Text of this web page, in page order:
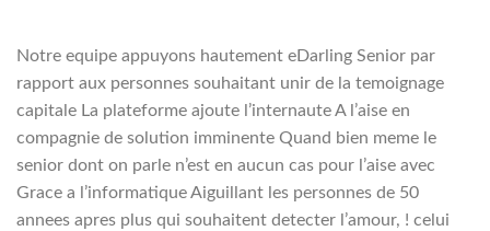
Notre equipe appuyons hautement eDarling Senior par
rapport aux personnes souhaitant unir de la temoignage
capitale La plateforme ajoute l’internaute A l’aise en
compagnie de solution imminente Quand bien meme le
senior dont on parle n’est en aucun cas pour l’aise avec
Grace a l’informatique Aiguillant les personnes de 50
annees apres plus qui souhaitent detecter l’amour, ! celui